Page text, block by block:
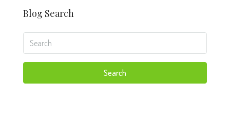
Blog Search
Search